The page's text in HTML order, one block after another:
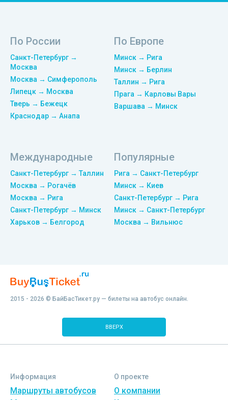
По России
Санкт-Петербург →
Москва
Москва → Симферополь
Липецк → Москва
Тверь → Бежецк
Краснодар → Анапа
По Европе
Минск → Рига
Минск → Берлин
Таллин → Рига
Прага → Карловы Вары
Варшава → Минск
Международные
Санкт-Петербург → Таллин
Москва → Рогачёв
Москва → Рига
Санкт-Петербург → Минск
Харьков → Белгород
Популярные
Рига → Санкт-Петербург
Минск → Киев
Санкт-Петербург → Рига
Минск → Санкт-Петербург
Москва → Вильнюс
2015 - 2026 © БайБасТикет.ру — билеты на автобус онлайн.
ВВЕРХ
Информация
Маршруты автобусов
О проекте
О компании